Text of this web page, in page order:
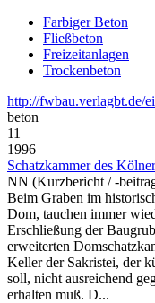
Farbiger Beton
Fließbeton
Freizeitanlagen
Trockenbeton
http://fwbau.verlagbt.de/
beton
11
1996
Schatzkammer des
NN (Kurzbericht / -
Beim Graben im
Dom, tauchen immer
Erschließung der
erweiterten
Keller der Sakristei, der
soll, nicht ausreichend
erhalten muß. D...